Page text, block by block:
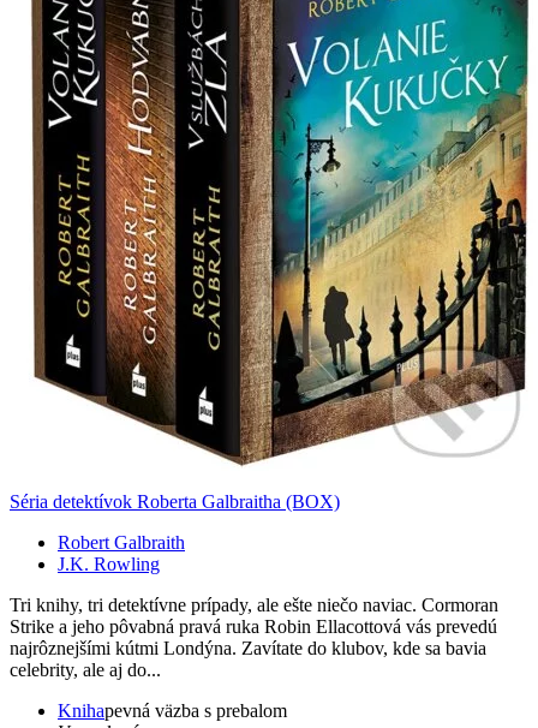
Séria detektívok Roberta Galbraitha (BOX)
Robert Galbraith
J.K. Rowling
Tri knihy, tri detektívne prípady, ale ešte niečo naviac. Cormoran
Strike a jeho pôvabná pravá ruka Robin Ellacottová vás prevedú
najrôznejšími kútmi Londýna. Zavítate do klubov, kde sa bavia
celebrity, ale aj do...
Knihapevná väzba s prebalom